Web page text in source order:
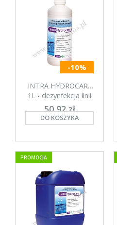
-10%
INTRA HYDROCARE
1L - dezynfekcja linii
pojenia
50,92 zł
netto: 47,15 zł
DO KOSZYKA
PROMOCJA